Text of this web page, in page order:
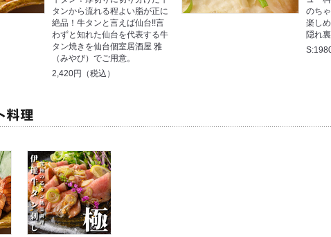
タンから流れる程よい脂が正に
絶品！牛タンと言えば仙台!!言
わずと知れた仙台を代表する牛
タン焼きを仙台個室居酒屋 雅
（みやび）でご用意。
2,420円（税込）
のち
楽し
隠れ